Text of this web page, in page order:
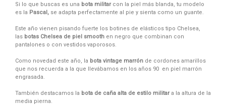
Si lo que buscas es una bota militarcon la piel más blanda, tu modelo
es la Pascal, se adapta perfectamente al pie y sienta como un guante.
Este año vienen pisando fuerte los botines de elásticos tipo Chelsea,
las botas Chelsea de piel smooth en negro que combinan con
pantalones o con vestidos vaporosos.
Como novedad este año, la bota vintage marrón de cordones amarillos
que nos recuerda a la que llevábamos en los años 90 en piel marrón
engrasada.
También destacamos la bota de caña alta de estilo militara la altura de la
media pierna.